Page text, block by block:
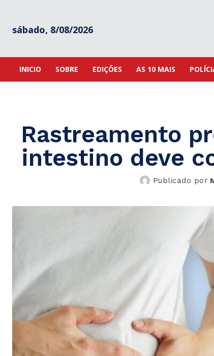
sábado, 8/08/2026
INICIO SOBRE EDIÇÕES AS 10 MAIS
Rastreamento
intestino deve
Publicado por